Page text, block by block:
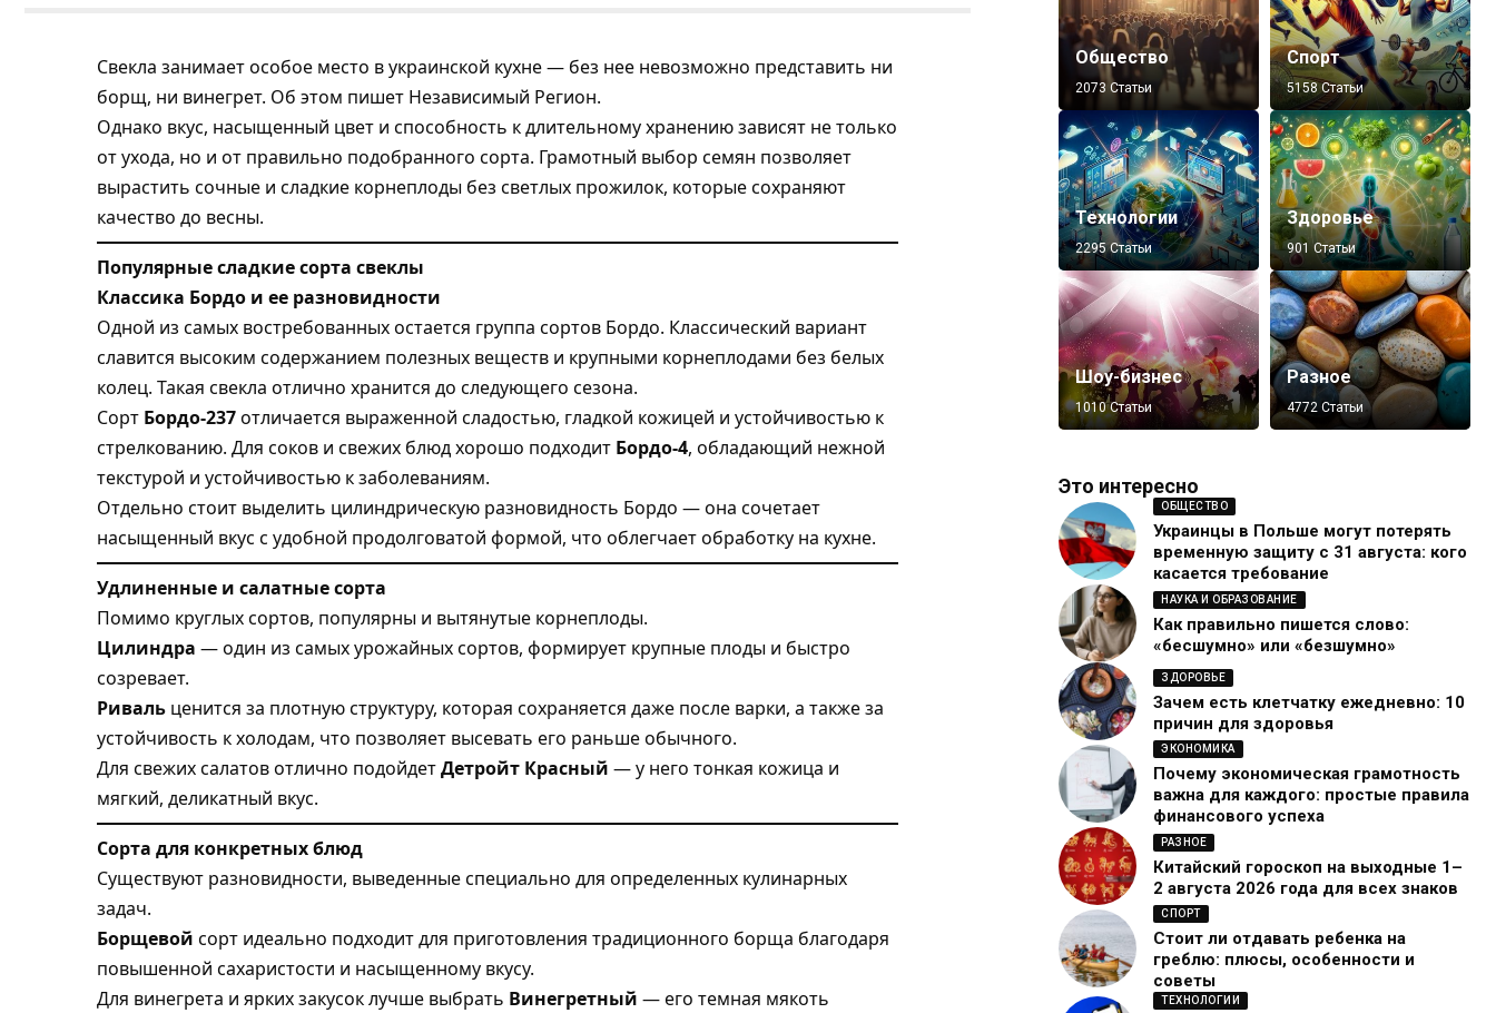
Свекла занимает особое место в украинской кухне — без нее невозможно представить ни
борщ, ни винегрет. Об этом пишет Независимый Регион.
Однако вкус, насыщенный цвет и способность к длительному хранению зависят не только
от ухода, но и от правильно подобранного сорта. Грамотный выбор семян позволяет
вырастить сочные и сладкие корнеплоды без светлых прожилок, которые сохраняют
качество до весны.
Популярные сладкие сорта свеклы
Классика Бордо и ее разновидности
Одной из самых востребованных остается группа сортов Бордо. Классический вариант
славится высоким содержанием полезных веществ и крупными корнеплодами без белых
колец. Такая свекла отлично хранится до следующего сезона.
Сорт Бордо-237отличается выраженной сладостью, гладкой кожицей и устойчивостью к
стрелкованию. Для соков и свежих блюд хорошо подходит Бордо-4, обладающий нежной
текстурой и устойчивостью к заболеваниям.
Отдельно стоит выделить цилиндрическую разновидность Бордо — она сочетает
насыщенный вкус с удобной продолговатой формой, что облегчает обработку на кухне.
Удлиненные и салатные сорта
Помимо круглых сортов, популярны и вытянутые корнеплоды.
Цилиндра — один из самых урожайных сортов, формирует крупные плоды и быстро
созревает.
Ривальценится за плотную структуру, которая сохраняется даже после варки, а также за
устойчивость к холодам, что позволяет высевать его раньше обычного.
Для свежих салатов отлично подойдетДетройт Красный — у него тонкая кожица и
мягкий, деликатный вкус.
Сорта для конкретных блюд
Существуют разновидности, выведенные специально для определенных кулинарных
задач.
Борщевой сорт идеально подходит для приготовления традиционного борща благодаря
повышенной сахаристости и насыщенному вкусу.
Для винегрета и ярких закусок лучше выбрать Винегретный — его темная мякоть
Общество
2073 Статьи
Спорт
5158 Статьи
Технологии
2295 Статьи
Здоровье
901 Статьи
Шоу-бизнес
1010 Статьи
Разное
4772 Статьи
Это интересно
ОБЩЕСТВО
Украинцы в Польше могут потерять
временную защиту с 31 августа: кого
касается требование
НАУКА И ОБРАЗОВАНИЕ
Как правильно пишется слово:
«бесшумно» или «безшумно»
ЗДОРОВЬЕ
Зачем есть клетчатку ежедневно: 10
причин для здоровья
ЭКОНОМИКА
Почему экономическая грамотность
важна для каждого: простые правила
финансового успеха
РАЗНОЕ
Китайский гороскоп на выходные 1–
2 августа 2026 года для всех знаков
СПОРТ
Стоит ли отдавать ребенка на
греблю: плюсы, особенности и
советы
ТЕХНОЛОГИИ